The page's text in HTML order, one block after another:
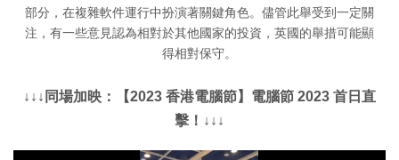
部分，在複雜軟件運行中扮演著關鍵角色。儘管此舉受到一定關
注，有一些意見認為相對於其他國家的投資，英國的舉措可能顯
得相對保守。
↓↓↓同場加映：【2023 香港電腦節】電腦節 2023 首日直
擊！↓↓↓